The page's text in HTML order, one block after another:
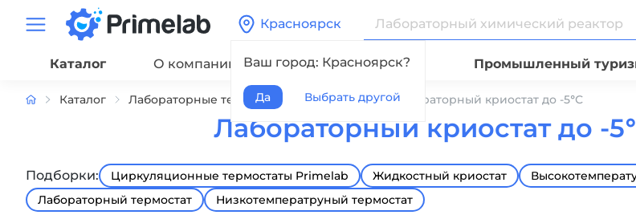
Красноярск
Ваш город: Красноярск?
Да Выбрать другой
Каталог О компании Сервис Видео Промышленный
Каталог Лабораторные термостаты жидкостные Лабораторный криостат до -5°С
Лабораторный криостат до -
Подборки: Циркуляционные термостаты Primelab Жидкостный криостат
Лабораторный термостат
Низкотемператруный термостат